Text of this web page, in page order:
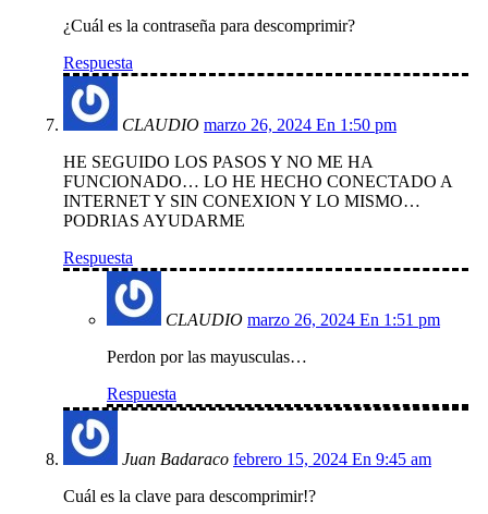
¿Cuál es la contraseña para descomprimir?
Respuesta
CLAUDIO marzo 26, 2024 En 1:50 pm
HE SEGUIDO LOS PASOS Y NO ME HA
FUNCIONADO… LO HE HECHO CONECTADO A
INTERNET Y SIN CONEXION Y LO MISMO…
PODRIAS AYUDARME
Respuesta
CLAUDIO marzo 26, 2024 En 1:51 pm
Perdon por las mayusculas…
Respuesta
Juan Badaraco febrero 15, 2024 En 9:45 am
Cuál es la clave para descomprimir!?